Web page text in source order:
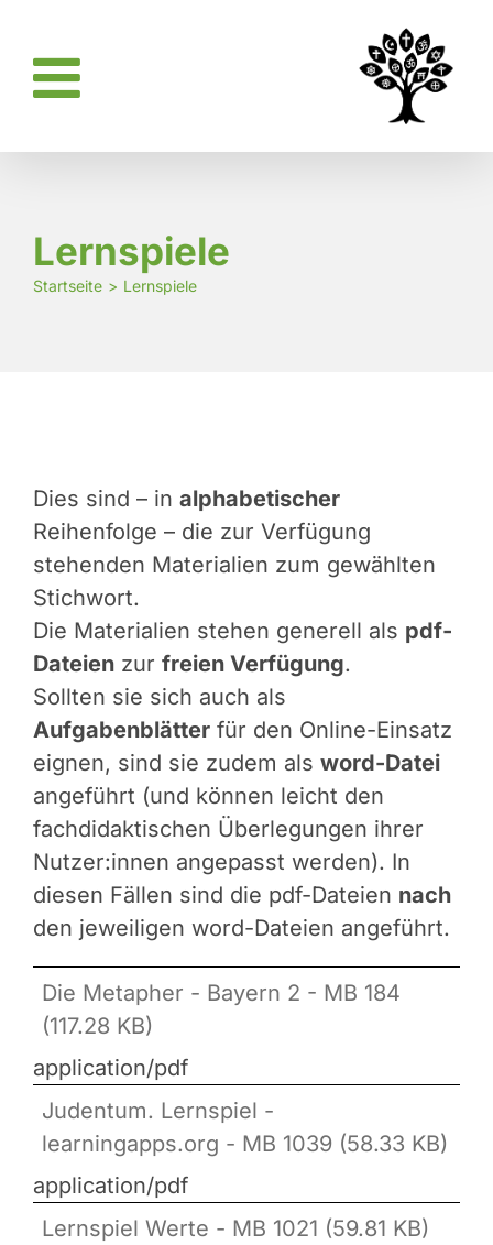
springen
Lernspiele
Startseite Lernspiele
Dies sind – in alphabetischer
Reihenfolge – die zur Verfügung
stehenden Materialien zum gewählten
Stichwort.
Die Materialien stehen generell als pdf-
Dateien zur freien Verfügung.
Sollten sie sich auch als
Aufgabenblätter für den Online-Einsatz
eignen, sind sie zudem als word-Datei
angeführt (und können leicht den
fachdidaktischen Überlegungen ihrer
Nutzer:innen angepasst werden). In
diesen Fällen sind die pdf-Dateien nach
den jeweiligen word-Dateien angeführt.
Die Metapher - Bayern 2 - MB 184
(117.28 KB)
application/pdf
Judentum. Lernspiel -
learningapps.org - MB 1039 (58.33 KB)
application/pdf
Lernspiel Werte - MB 1021 (59.81 KB)